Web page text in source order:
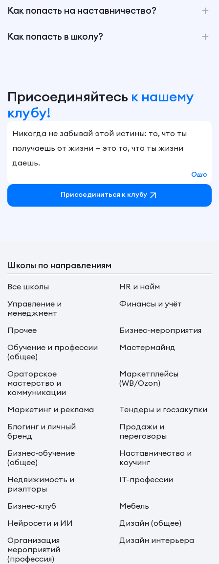
Как попасть на наставничество?
Как попасть в школу?
Присоединяйтесь к нашему
клубу!
Никогда не забывай этой истины: то, что ты
получаешь от жизни — это то, что ты жизни
даешь.
Ошо
Присоединиться к клубу
Школы по направлениям
Все школы
HR и найм
Управление и
менеджмент
Финансы и учёт
Прочее
Бизнес-мероприятия
Обучение и профессии
(общее)
Мастермайнд
Ораторское
мастерство и
коммуникации
Маркетплейсы
(WB/Ozon)
Маркетинг и реклама
Тендеры и госзакупки
Блогинг и личный
бренд
Продажи и
переговоры
Бизнес-обучение
(общее)
Наставничество и
коучинг
Недвижимость и
риэлторы
IT-профессии
Бизнес-клуб
Мебель
Нейросети и ИИ
Дизайн (общее)
Организация
мероприятий
(профессия)
Дизайн интерьера